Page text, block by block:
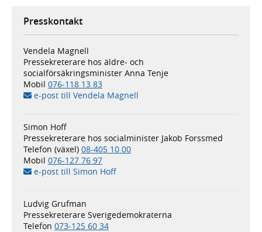
Presskontakt
Vendela Magnell
Pressekreterare hos äldre- och
socialförsäkringsminister Anna Tenje
Mobil 076-118 13 83
e-post till Vendela Magnell
Simon Hoff
Pressekreterare hos socialminister Jakob Forssmed
Telefon (växel) 08-405 10 00
Mobil 076-127 76 97
e-post till Simon Hoff
Ludvig Grufman
Pressekreterare Sverigedemokraterna
Telefon 073-125 60 34